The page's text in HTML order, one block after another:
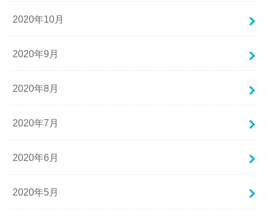
2020年10月
2020年9月
2020年8月
2020年7月
2020年6月
2020年5月